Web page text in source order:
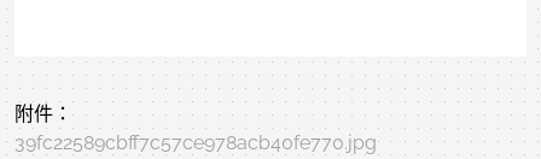
附件：
39fc22589cbff7c57ce978acb40fe770.jpg